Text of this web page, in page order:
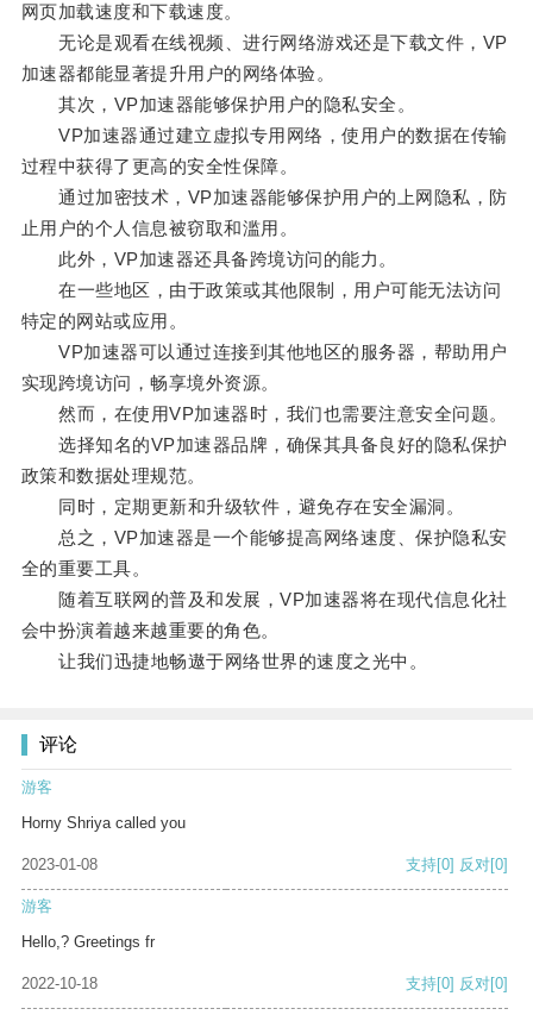
网页加载速度和下载速度。
无论是观看在线视频、进行网络游戏还是下载文件，VP
加速器都能显著提升用户的网络体验。
其次，VP加速器能够保护用户的隐私安全。
VP加速器通过建立虚拟专用网络，使用户的数据在传输
过程中获得了更高的安全性保障。
通过加密技术，VP加速器能够保护用户的上网隐私，防
止用户的个人信息被窃取和滥用。
此外，VP加速器还具备跨境访问的能力。
在一些地区，由于政策或其他限制，用户可能无法访问
特定的网站或应用。
VP加速器可以通过连接到其他地区的服务器，帮助用户
实现跨境访问，畅享境外资源。
然而，在使用VP加速器时，我们也需要注意安全问题。
选择知名的VP加速器品牌，确保其具备良好的隐私保护
政策和数据处理规范。
同时，定期更新和升级软件，避免存在安全漏洞。
总之，VP加速器是一个能够提高网络速度、保护隐私安
全的重要工具。
随着互联网的普及和发展，VP加速器将在现代信息化社
会中扮演着越来越重要的角色。
让我们迅捷地畅遨于网络世界的速度之光中。
评论
游客
Horny Shriya called you
2023-01-08 支持[0] 反对[0]
游客
Hello,? Greetings fr
2022-10-18 支持[0] 反对[0]